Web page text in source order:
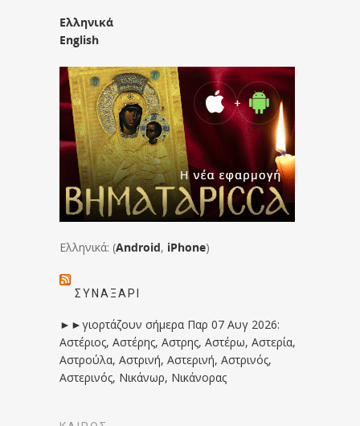
Ελληνικά
English
Ελληνικά: (Android, iPhone)
ΣΥΝΑΞΆΡΙ
►►γιορτάζουν σήμερα Παρ 07 Αυγ 2026:
Αστέριος, Αστέρης, Αστρης, Αστέρω, Αστερία,
Αστρούλα, Αστρινή, Αστερινή, Αστρινός,
Αστερινός, Νικάνωρ, Νικάνορας